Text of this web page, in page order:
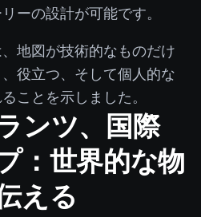
ーの設計が可能です。
地図が技術的なものだけ
役立つ、そして個人的な
ことを示しました。
ンツ、国際
：世界的な物
える